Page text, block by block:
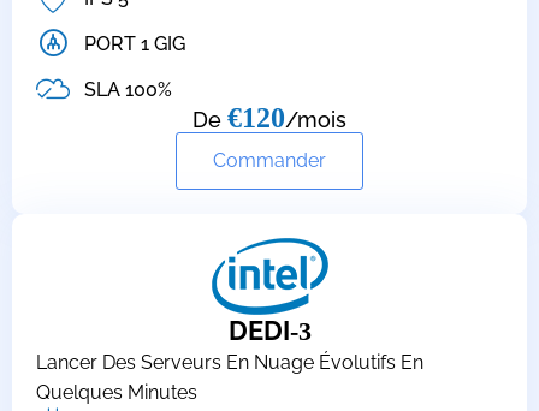
PORT 1 GIG
SLA 100%
De €120/mois
Commander
DEDI-3
Lancer Des Serveurs En Nuage Évolutifs En
Quelques Minutes